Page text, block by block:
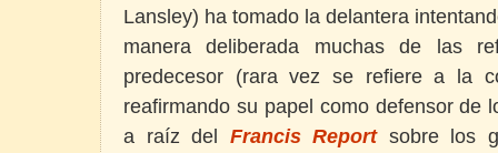
Lansley) ha tomado la delantera
manera deliberada muchas de las
predecesor (rara vez se refiere a la
reafirmando su papel como defensor de
a raíz del Francis Reportsobre los